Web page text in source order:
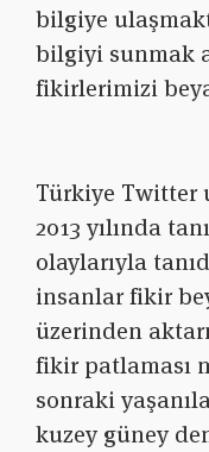
bilgiye
bilgiyi sunmak
fikirlerimizi
Türkiye Twitter
2013 yılında
olaylarıyla
insanlar fikir
üzerinden
fikir patlaması
sonraki
kuzey güney